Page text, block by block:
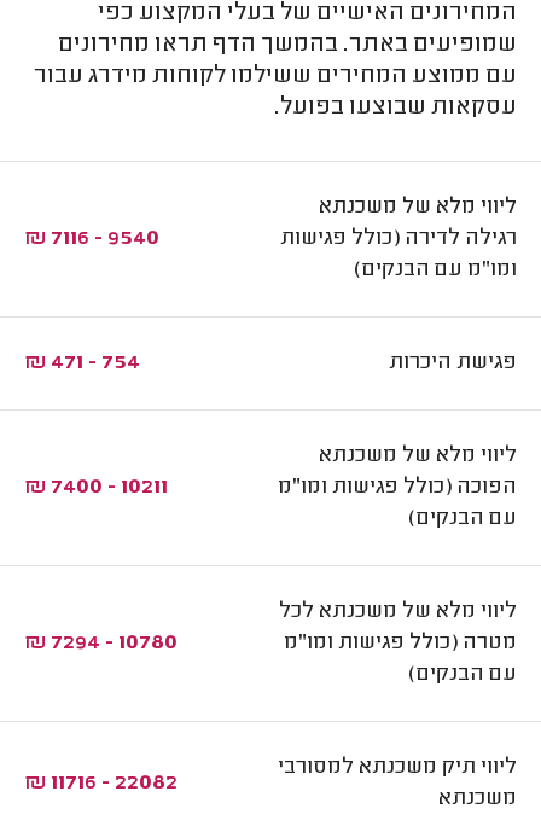
המחירונים האישיים של בעלי המקצוע כפי
שמופיעים באתר. בהמשך הדף תראו מחירונים
עם ממוצע המחירים ששילמו לקוחות מידרג עבור
עסקאות שבוצעו בפועל.
ליווי מלא של משכנתא
רגילה לדירה (כולל פגישות
ומו"מ עם הבנקים)
9540 - 7116 ₪
פגישת היכרות 754 - 471 ₪
ליווי מלא של משכנתא
הפוכה (כולל פגישות ומו"מ
עם הבנקים)
10211 - 7400 ₪
ליווי מלא של משכנתא לכל
מטרה (כולל פגישות ומו"מ
עם הבנקים)
10780 - 7294 ₪
ליווי תיק משכנתא למסורבי
משכנתא
22082 - 11716 ₪